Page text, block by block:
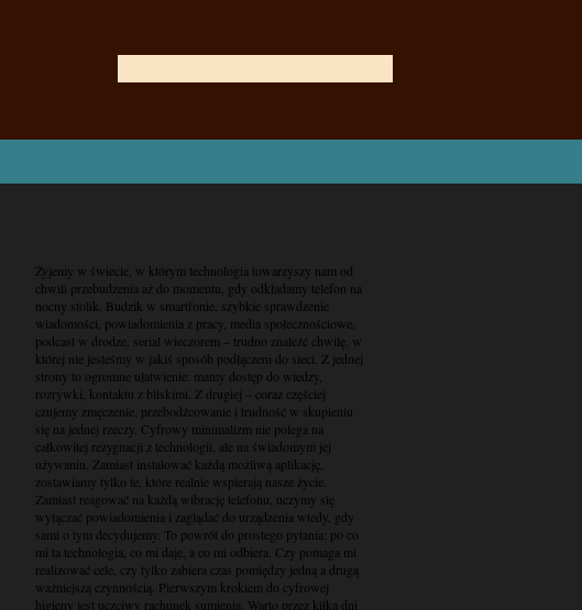
Żyjemy w świecie, w którym technologia towarzyszy nam od
chwili przebudzenia aż do momentu, gdy odkładamy telefon na
nocny stolik. Budzik w smartfonie, szybkie sprawdzenie
wiadomości, powiadomienia z pracy, media społecznościowe,
podcast w drodze, serial wieczorem – trudno znaleźć chwilę, w
której nie jesteśmy w jakiś sposób podłączeni do sieci. Z jednej
strony to ogromne ułatwienie: mamy dostęp do wiedzy,
rozrywki, kontaktu z bliskimi. Z drugiej – coraz częściej
czujemy zmęczenie, przebodźcowanie i trudność w skupieniu
się na jednej rzeczy. Cyfrowy minimalizm nie polega na
całkowitej rezygnacji z technologii, ale na świadomym jej
używaniu. Zamiast instalować każdą możliwą aplikację,
zostawiamy tylko te, które realnie wspierają nasze życie.
Zamiast reagować na każdą wibrację telefonu, uczymy się
wyłączać powiadomienia i zaglądać do urządzenia wtedy, gdy
sami o tym decydujemy. To powrót do prostego pytania: po co
mi ta technologia, co mi daje, a co mi odbiera. Czy pomaga mi
realizować cele, czy tylko zabiera czas pomiędzy jedną a drugą
ważniejszą czynnością. Pierwszym krokiem do cyfrowej
higieny jest uczciwy rachunek sumienia. Warto przez kilka dni